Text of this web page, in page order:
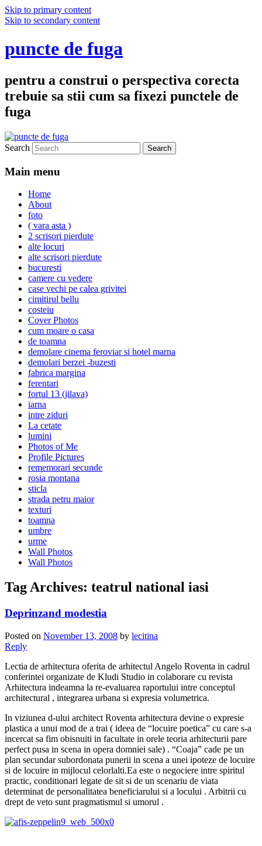
Skip to primary content
Skip to secondary content
puncte de fuga
pentru a construi o perspectiva corecta
trebuie sa stii cum sa fixezi punctele de
fuga
Search
Main menu
Home
About
foto
( vara asta )
2 scrisori pierdute
alte locuri
alte scrisori pierdute
bucuresti
camere cu vedere
case vechi pe calea grivitei
cimitirul bellu
costeiu
Cover Photos
cum moare o casa
de toamna
demolare cinema feroviar si hotel marna
demolari berzei -buzesti
fabrica margina
ferentari
fortul 13 (jilava)
iarna
intre ziduri
La cetate
lumini
Photos of Me
Profile Pictures
rememorari secunde
rosia montana
sticla
strada petru maior
texturi
toamna
umbre
urme
Wall Photos
Wall Photos
Tag Archives: teatrul national iasi
Deprinzand modestia
Posted on November 13, 2008 by lecitina
Reply
Lectia de arhitectura oferita de arhitectul Angelo Roventa in cadrul
conferintei organizate de Kludi Studio in colaborare cu revista
Arhitectura indeamna la re-evaluarea raportului intre conceptul
architectural , integrarea urbana si expresia volumetrica.
In viziunea d-ului architect Roventa arhitectura devine o expresie
plastica a unui mod de a trai ( ideea de “locuire poetica” cu care s-a
incercat sa fim obisnuiti in facultate in orele teoria arhitecturii pare
perfect pusa in scena in opera domniei sale) . “Coaja” cade pe un
plan secundar subordonata punerii in scena a unei ipoteze de locuire
si de locuire in mijlocul celorlalti.Ea este o negociere intre spiritul
practic, conditionari legate de sit si de un scenariu de viata
determinat de personalitatea beneficiarului si a locului . Arbitrii cu
drept de veto sunt pragmatismul si umorul .